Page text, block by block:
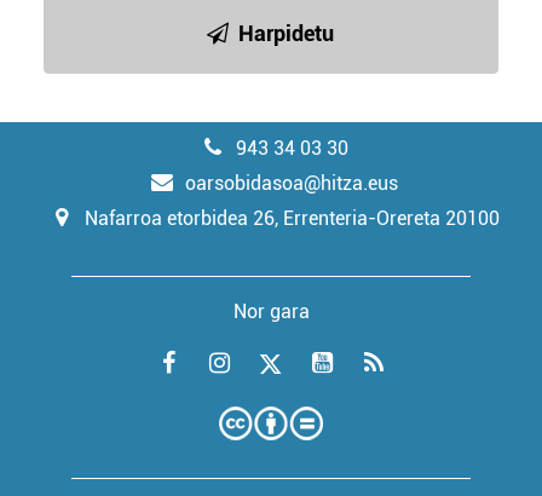
Harpidetu
943 34 03 30
oarsobidasoa@hitza.eus
Nafarroa etorbidea 26, Errenteria-Orereta 20100
Nor gara